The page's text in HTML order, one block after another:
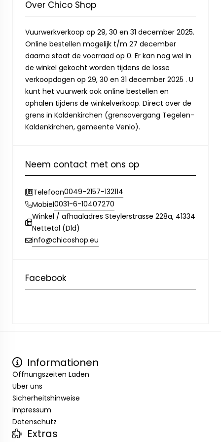
Over Chico Shop
Vuurwerkverkoop op 29, 30 en 31 december 2025.
Online bestellen mogelijk t/m 27 december
daarna staat de voorraad op 0. Er kan nog wel in
de winkel gekocht worden tijdens de losse
verkoopdagen op 29, 30 en 31 december 2025 . U
kunt het vuurwerk ook online bestellen en
ophalen tijdens de winkelverkoop. Direct over de
grens in Kaldenkirchen (grensovergang Tegelen-
Kaldenkirchen, gemeente Venlo).
Neem contact met ons op
Telefoon0049-2157-132114
Mobiel0031-6-10407270
Winkel / afhaaladres Steylerstrasse 228a, 41334
Nettetal (Dld)
info@chicoshop.eu
Facebook
Informationen
Öffnungszeiten Laden
Über uns
Sicherheitshinweise
Impressum
Datenschutz
Extras